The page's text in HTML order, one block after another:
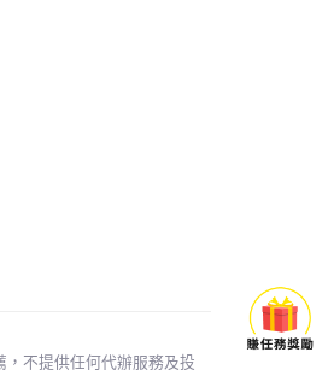
，不提供任何代辦服務及投